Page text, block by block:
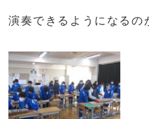
演奏できるようになるの